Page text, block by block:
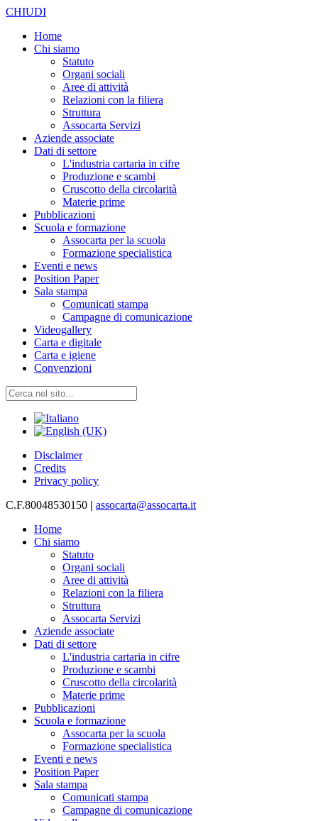
CHIUDI
Home
Chi siamo
Statuto
Organi sociali
Aree di attività
Relazioni con la filiera
Struttura
Assocarta Servizi
Aziende associate
Dati di settore
L'industria cartaria in cifre
Produzione e scambi
Cruscotto della circolarità
Materie prime
Pubblicazioni
Scuola e formazione
Assocarta per la scuola
Formazione specialistica
Eventi e news
Position Paper
Sala stampa
Comunicati stampa
Campagne di comunicazione
Videogallery
Carta e digitale
Carta e igiene
Convenzioni
Disclaimer
Credits
Privacy policy
C.F.80048530150 | assocarta@assocarta.it
Home
Chi siamo
Statuto
Organi sociali
Aree di attività
Relazioni con la filiera
Struttura
Assocarta Servizi
Aziende associate
Dati di settore
L'industria cartaria in cifre
Produzione e scambi
Cruscotto della circolarità
Materie prime
Pubblicazioni
Scuola e formazione
Assocarta per la scuola
Formazione specialistica
Eventi e news
Position Paper
Sala stampa
Comunicati stampa
Campagne di comunicazione